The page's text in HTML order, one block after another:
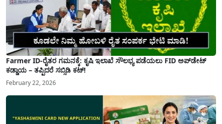
Farmer ID-ರೈತರ ಗಮನಕ್ಕೆ: ಕೃಷಿ ಇಲಾಖೆ ಸೌಲಭ್ಯ ಪಡೆಯಲು FID ಅಪ್‌ಡೇಟ್
ಕಡ್ಡಾಯ – ತಪ್ಪಿದರೆ ಸಬ್ಸಿಡಿ ಕಟ್!
February 22, 2026